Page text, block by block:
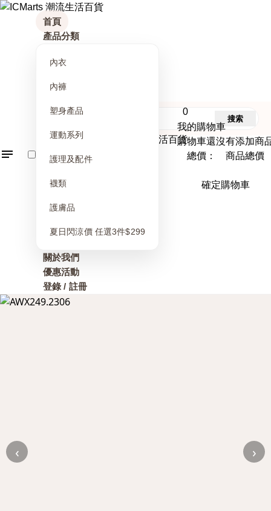
首頁
產品分類
內衣
內褲
塑身產品
運動系列
護理及配件
襪類
護膚品
夏日閃涼價 任選3件$299
關於我們
優惠活動
登錄 / 註冊
0
我的購物車
購物車還沒有添加商
總價： 商品總價
確定購物車
搜索
‹ ›